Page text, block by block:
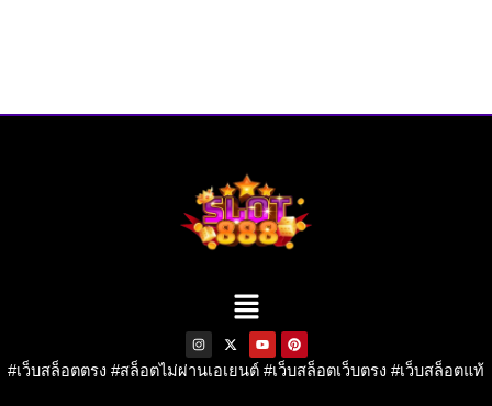
Menu
I
n
s
t
X
-
t
w
Y
o
u
t
P
i
n
t
#เว็บสล็อตตรง #สล็อตไม่ผ่านเอเยนต์ #เว็บสล็อตเว็บตรง #เว็บสล็อตแท้